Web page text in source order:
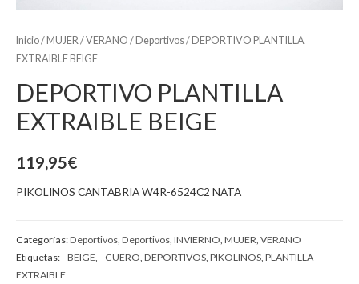
Inicio/ MUJER /VERANO / Deportivos/ DEPORTIVO PLANTILLA
EXTRAIBLE BEIGE
DEPORTIVO PLANTILLA
EXTRAIBLE BEIGE
119,95€
PIKOLINOS CANTABRIA W4R-6524C2 NATA
Categorías:Deportivos Deportivos INVIERNO MUJER VERANO
Etiquetas: _ BEIGE _ CUERO DEPORTIVOS PIKOLINOS PLANTILLA
EXTRAIBLE